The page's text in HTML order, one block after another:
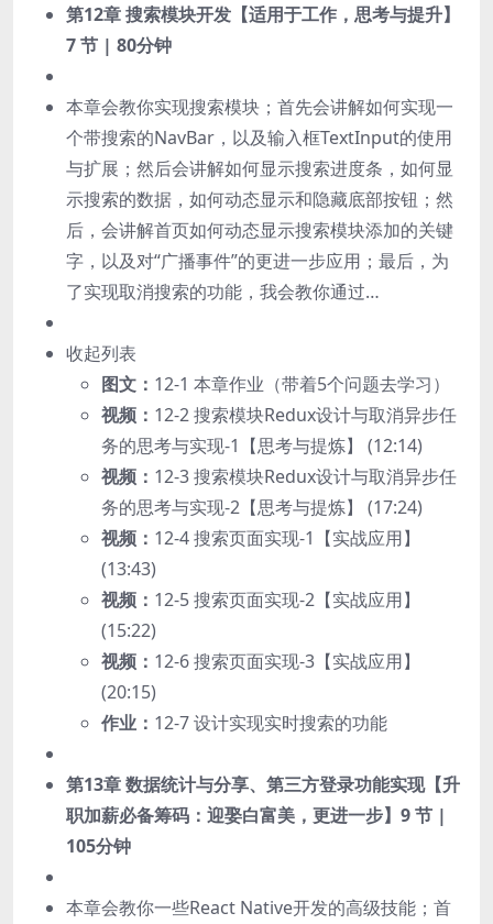
第12章 搜索模块开发【适用于工作，思考与提升】
7 节 | 80分钟
本章会教你实现搜索模块；首先会讲解如何实现一
个带搜索的NavBar，以及输入框TextInput的使用
与扩展；然后会讲解如何显示搜索进度条，如何显
示搜索的数据，如何动态显示和隐藏底部按钮；然
后，会讲解首页如何动态显示搜索模块添加的关键
字，以及对“广播事件”的更进一步应用；最后，为
了实现取消搜索的功能，我会教你通过…
收起列表
图文： 12-1 本章作业（带着5个问题去学习）
视频： 12-2 搜索模块Redux设计与取消异步任
务的思考与实现-1【思考与提炼】 (12:14)
视频： 12-3 搜索模块Redux设计与取消异步任
务的思考与实现-2【思考与提炼】 (17:24)
视频： 12-4 搜索页面实现-1【实战应用】
(13:43)
视频： 12-5 搜索页面实现-2【实战应用】
(15:22)
视频： 12-6 搜索页面实现-3【实战应用】
(20:15)
作业： 12-7 设计实现实时搜索的功能
第13章 数据统计与分享、第三方登录功能实现【升
职加薪必备筹码：迎娶白富美，更进一步】 9 节 |
105分钟
本章会教你一些React Native开发的高级技能；首